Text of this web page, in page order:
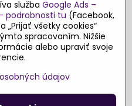
hračiek s
Každý nákup na
pre nás podporou a
hračky a produkty,
služba Google Ads –
podrobnosti tu (Facebook,
„Prijať všetky cookies“
spracovaním. Nižšie
alebo upraviť svoje
údajov